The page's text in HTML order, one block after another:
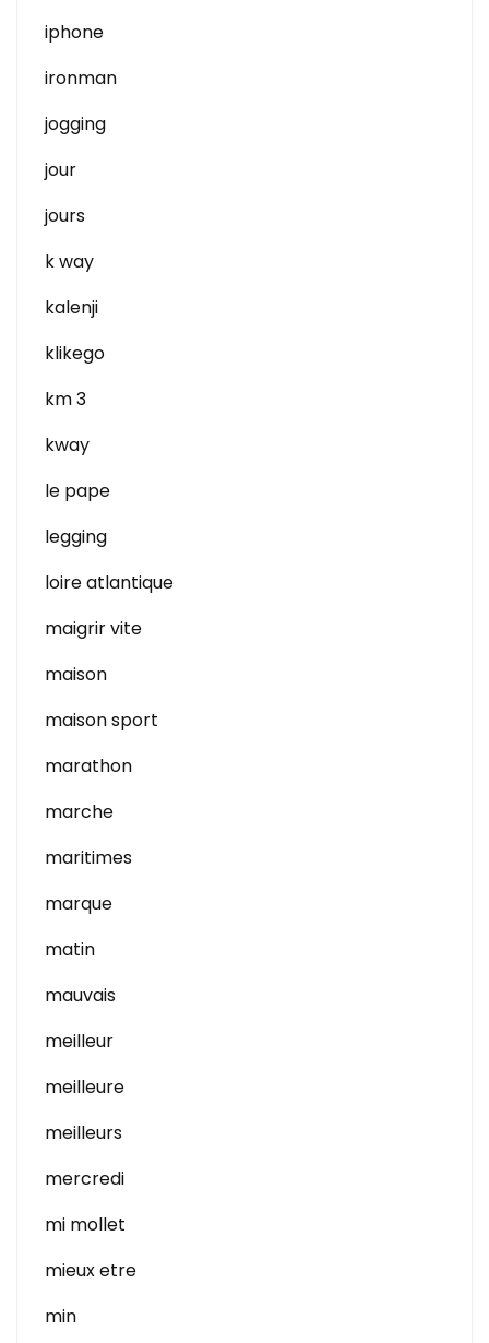
iphone
ironman
jogging
jour
jours
k way
kalenji
klikego
km 3
kway
le pape
legging
loire atlantique
maigrir vite
maison
maison sport
marathon
marche
maritimes
marque
matin
mauvais
meilleur
meilleure
meilleurs
mercredi
mi mollet
mieux etre
min